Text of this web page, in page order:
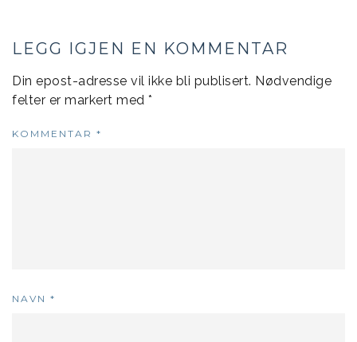
LEGG IGJEN EN KOMMENTAR
Din epost-adresse vil ikke bli publisert. Nødvendige
felter er markert med *
KOMMENTAR *
NAVN *